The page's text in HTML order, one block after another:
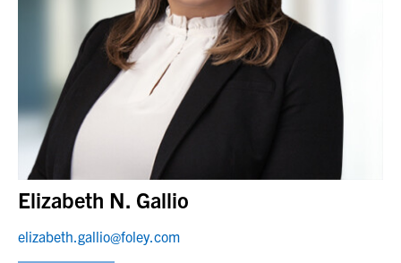
Elizabeth N. Gallio
elizabeth.gallio@foley.com